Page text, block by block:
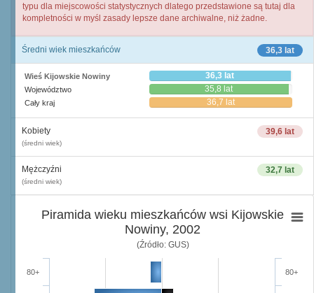
typu dla miejscowości statystycznych dlatego przedstawione są tutaj dla
kompletności w myśl zasady lepsze dane archiwalne, niż żadne.
36,3 lat
Średni wiek mieszkańców
Wieś Kijowskie Nowiny 36,3 lat
Województwo 35,8 lat
Cały kraj 36,7 lat
39,6 lat
Kobiety
(średni wiek)
32,7 lat
Mężczyźni
(średni wiek)
Piramida wieku mieszkańców wsi Kijowskie
Nowiny, 2002
(Źródło: GUS)
80+ 80+